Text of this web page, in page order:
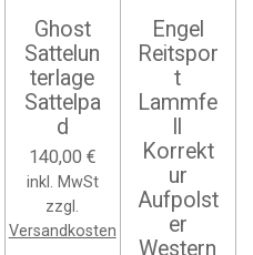
Ghost
Sattelun
terlage
Sattelpa
d
140,00 €
inkl. MwSt
zzgl.
Versandkosten
Engel
Reitspor
t
Lammfe
Korrekt
ur
Aufpolst
er
Western